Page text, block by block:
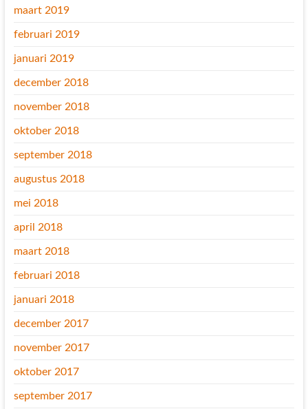
maart 2019
februari 2019
januari 2019
december 2018
november 2018
oktober 2018
september 2018
augustus 2018
mei 2018
april 2018
maart 2018
februari 2018
januari 2018
december 2017
november 2017
oktober 2017
september 2017